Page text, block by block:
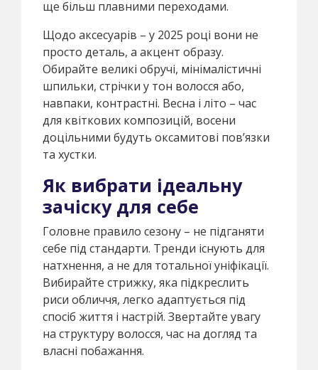
ще більш плавними переходами.
Щодо аксесуарів – у 2025 році вони не
просто деталь, а акцент образу.
Обирайте великі обручі, мінімалістичні
шпильки, стрічки у тон волосся або,
навпаки, контрастні. Весна і літо – час
для квіткових композицій, восени
доцільними будуть оксамитові пов’язки
та хустки.
Як вибрати ідеальну
зачіску для себе
Головне правило сезону – не підганяти
себе під стандарти. Тренди існують для
натхнення, а не для тотальної уніфікації.
Вибирайте стрижку, яка підкреслить
риси обличчя, легко адаптується під
спосіб життя і настрій. Звертайте увагу
на структуру волосся, час на догляд та
власні побажання.